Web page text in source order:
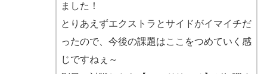
ました！
とりあえずエクストラとサイドがイマイチだ
ったので、今後の課題はここをつめていく感
じですねぇ～